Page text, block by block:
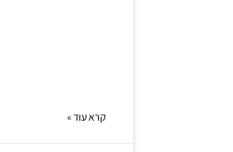
קרא עוד »